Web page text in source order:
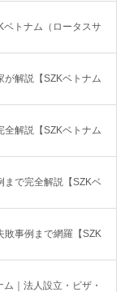
ベトナム（ロータスサ
が解説【SZKベトナム
全解説【SZKベトナム
まで完全解説【SZKベ
敗事例まで網羅【SZK
｜法人設立・ビザ・